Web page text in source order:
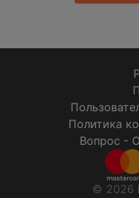
Политика
Вопрос -
© 2026